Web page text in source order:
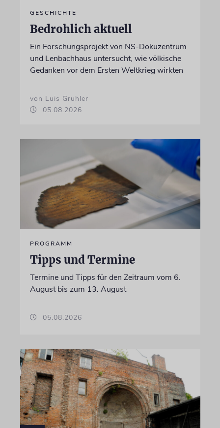
GESCHICHTE
Bedrohlich aktuell
Ein Forschungsprojekt von NS-Dokuzentrum
und Lenbachhaus untersucht, wie völkische
Gedanken vor dem Ersten Weltkrieg wirkten
von Luis Gruhler
05.08.2026
PROGRAMM
Tipps und Termine
Termine und Tipps für den Zeitraum vom 6.
August bis zum 13. August
05.08.2026